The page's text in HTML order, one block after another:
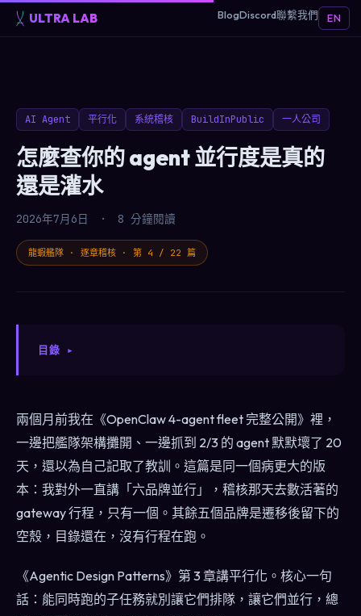
ULTRA LAB BlogDiscord聯繫我們 EN
AI Agent 平行化 系統稽核 BuildInPublic 一人公司
怎麼查你的 agent 並行度是真的
還是灌水
2026年7月6日 · 8 分鐘閱讀
龍蝦艦隊 · 逐章稽核 · 第 4 / 22 篇
目錄
兩個月前我在《OpenClaw 4-agent fleet 完整公開》裡，
一邊把艦隊架構攤開、一邊抓到 2/3 的 agent 默默壞了 20
天，還以為自己記取了教訓。這篇是同一個病更大的版
本：我對外一直講「六品牌並行」，稽核那天去數活著的
gateway 行程，只有一個。其餘五個品牌是遷移後留下的
空殼，目錄還在，沒有行程在跑。
《Agentic Design Patterns》第 3 章講平行化。核心一句
話：能同時跑的子任務就別讓它們排隊，讓它們並行，總